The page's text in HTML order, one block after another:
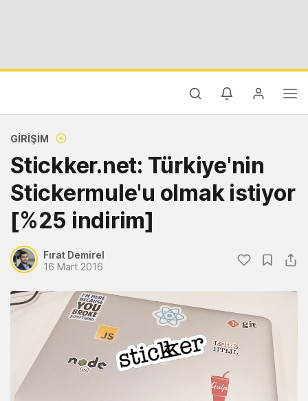
GIRIŞIM
Stickker.net: Türkiye'nin
Stickermule'u olmak istiyor
[%25 indirim]
Fırat Demirel
16 Mart 2016